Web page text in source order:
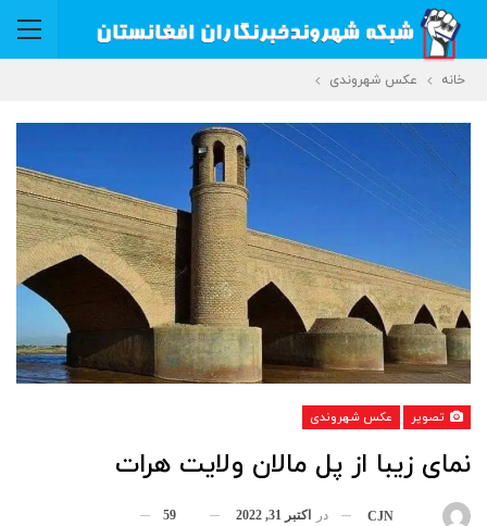
خانه عکس شهروندی
تصویر عکس شهروندی
نمای زیبا از پل مالان ولایت هرات
CJN در اکتبر 31, 2022 59